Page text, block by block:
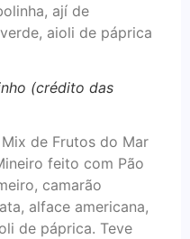
ají de
aioli de páprica
(crédito das
de Frutos do Mar
feito com Pão
camarão
alface americana,
de páprica. Teve